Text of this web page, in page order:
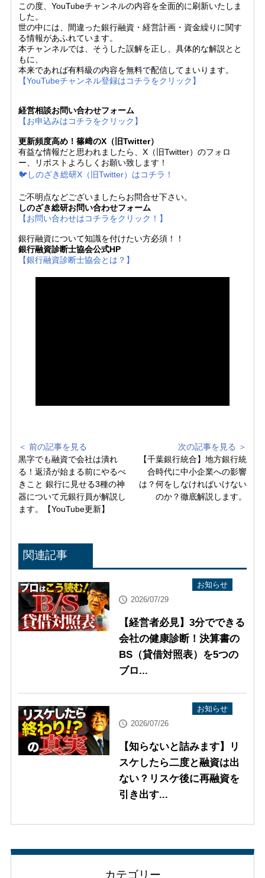
この度、YouTubeチャンネルの内容を全面的に刷新いたしま
した。
世の中には、間違った銀行融資・経営計画・資金繰りに関す
る情報があふれています。
本チャンネルでは、そうした誤解を正し、具体的な解説とと
もに、
本来であれば有料級の内容を無料で配信してまいります。
【YouTubeチャンネル登録はコチラをクリック】
経営相談お問い合わせフォーム
【お申込みはコチラをクリック】
更新頻度高め！篠﨑のX（旧Twitter）
有益な情報だと思われましたら、X（旧Twitter）のフォロ
ー、リポストよろしくお願い致します！
🐦しのざき総研X（旧Twitter）はコチラ！
ご不明点などございましたらお問合せ下さい。
しのざき総研お問い合わせフォーム
【お問い合わせはコチラをクリック！】
銀行融資について知識を付けたい方必須！！
銀行融資診断士協会公式HP
【銀行融資診断士協会とは？】
＜ 前の記事を見る
黒字でも融資で会社は潰れ
る！返済が始まる前にやるべ
きこと 銀行に見せる3種の神
器について元銀行員が解説し
ます。【YouTube更新】
次の記事を見る ＞
【千葉銀行統合】地方銀行統
合時代に中小企業への影響
は？何をしなければいけない
のか？徹底解説します。
関連記事
お知らせ
2026/07/29
【経営者必見】3分でできる
会社の健康診断！決算書の
BS（貸借対照表）を5つの
ブロ...
お知らせ
2026/07/26
【知らないと詰みます】リ
スケしたら二度と融資は出
ない？リスケ後に再融資を
引き出す...
カテゴリー